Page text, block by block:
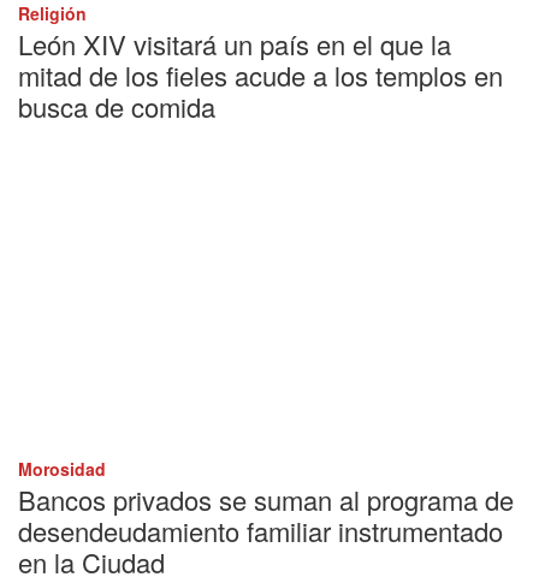
Religión
León XIV visitará un país en el que la
mitad de los fieles acude a los templos en
busca de comida
Morosidad
Bancos privados se suman al programa de
desendeudamiento familiar instrumentado
en la Ciudad